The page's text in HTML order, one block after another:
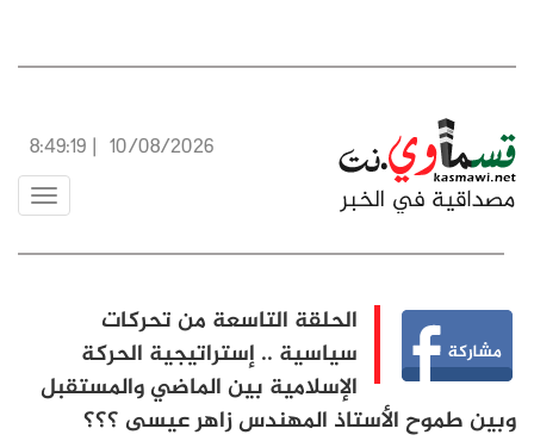
10/08/2026
|
8:49:20
Toggle
الحلقة التاسعة من تحركات
سياسية .. إستراتيجية الحركة
الإسلامية بين الماضي والمستقبل
وبين طموح الأستاذ المهندس زاهر عيسى ؟؟؟